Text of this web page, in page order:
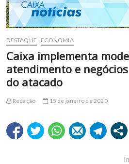
DESTAQUE ECONOMIA
Caixa implementa
atendimento e
do atacado
Redação 15 de janeiro de 2020